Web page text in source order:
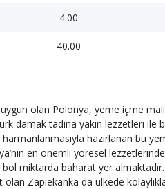
4.00
40.00
olan Polonya, yeme içme
damak tadına yakın lezzetleri ile
hazırlanan bu
en önemli yöresel
bol miktarda baharat yer
Zapiekanka da ülkede